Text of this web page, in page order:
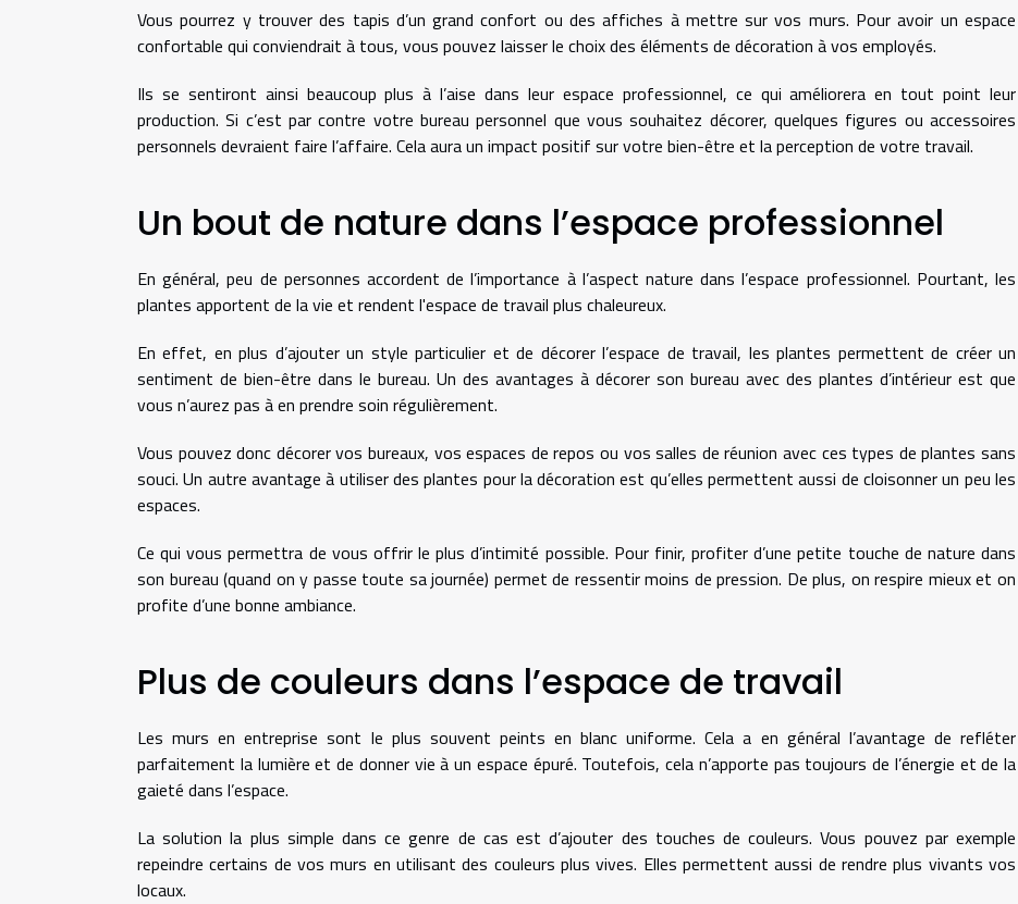
Vous pourrez y trouver des tapis d’un grand confort ou des affiches à mettre sur vos murs. Pour avoir un espace
confortable qui conviendrait à tous, vous pouvez laisser le choix des éléments de décoration à vos employés.
Ils se sentiront ainsi beaucoup plus à l’aise dans leur espace professionnel, ce qui améliorera en tout point leur
production. Si c’est par contre votre bureau personnel que vous souhaitez décorer, quelques figures ou accessoires
personnels devraient faire l’affaire. Cela aura un impact positif sur votre bien-être et la perception de votre travail.
Un bout de nature dans l’espace professionnel
En général, peu de personnes accordent de l’importance à l’aspect nature dans l’espace professionnel. Pourtant, les
plantes apportent de la vie et rendent l'espace de travail plus chaleureux.
En effet, en plus d’ajouter un style particulier et de décorer l’espace de travail, les plantes permettent de créer un
sentiment de bien-être dans le bureau. Un des avantages à décorer son bureau avec des plantes d’intérieur est que
vous n’aurez pas à en prendre soin régulièrement.
Vous pouvez donc décorer vos bureaux, vos espaces de repos ou vos salles de réunion avec ces types de plantes sans
souci. Un autre avantage à utiliser des plantes pour la décoration est qu’elles permettent aussi de cloisonner un peu les
espaces.
Ce qui vous permettra de vous offrir le plus d’intimité possible. Pour finir, profiter d’une petite touche de nature dans
son bureau (quand on y passe toute sa journée) permet de ressentir moins de pression. De plus, on respire mieux et on
profite d’une bonne ambiance.
Plus de couleurs dans l’espace de travail
Les murs en entreprise sont le plus souvent peints en blanc uniforme. Cela a en général l’avantage de refléter
parfaitement la lumière et de donner vie à un espace épuré. Toutefois, cela n’apporte pas toujours de l’énergie et de la
gaieté dans l’espace.
La solution la plus simple dans ce genre de cas est d’ajouter des touches de couleurs. Vous pouvez par exemple
repeindre certains de vos murs en utilisant des couleurs plus vives. Elles permettent aussi de rendre plus vivants vos
locaux.